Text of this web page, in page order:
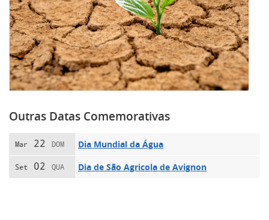
Outras Datas Comemorativas
Mar 22 DOM Dia Mundial da Água
Set 02 QUA Dia de São Agricola de Avignon